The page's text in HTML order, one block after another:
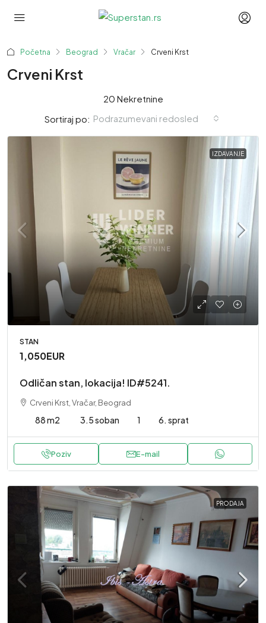
Početna Beograd Vračar Crveni Krst
Crveni Krst
20 Nekretnine
Sortiraj po: Podrazumevani redosled
IZDAVANJE
STAN
1,050EUR
Odličan stan, lokacija! ID#5241.
Crveni Krst, Vračar, Beograd
88 m2 3.5 soban 1 6. sprat
Poziv E-mail
PRODAJA